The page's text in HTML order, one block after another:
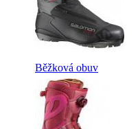
Běžková obuv